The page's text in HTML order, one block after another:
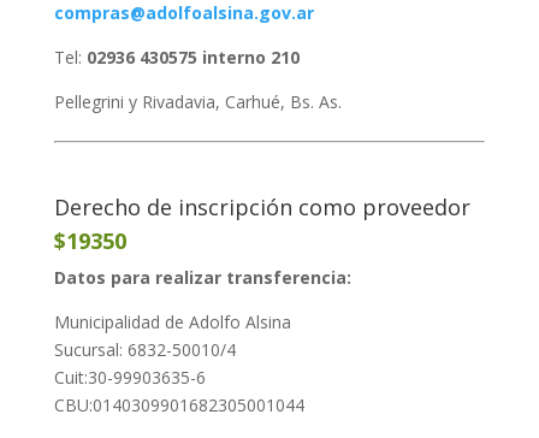
compras@adolfoalsina.gov.ar
Tel: 02936 430575 interno 210
Pellegrini y Rivadavia, Carhué, Bs. As.
Derecho de inscripción como proveedor
$19350
Datos para realizar transferencia:
Municipalidad de Adolfo Alsina
Sucursal: 6832-50010/4
Cuit:30-99903635-6
CBU:0140309901682305001044